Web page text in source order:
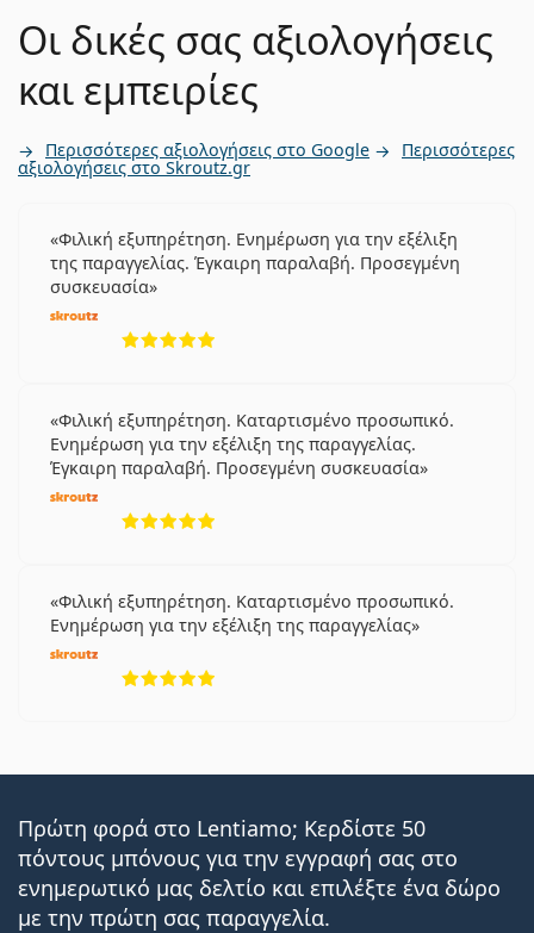
Οι δικές σας αξιολογήσεις
και εμπειρίες
Περισσότερες αξιολογήσεις στο Google Περισσότερες
αξιολογήσεις στο Skroutz.gr
Φιλική εξυπηρέτηση. Ενημέρωση για την εξέλιξη
της παραγγελίας. Έγκαιρη παραλαβή. Προσεγμένη
συσκευασία
Φιλική εξυπηρέτηση. Καταρτισμένο προσωπικό.
Ενημέρωση για την εξέλιξη της παραγγελίας.
Έγκαιρη παραλαβή. Προσεγμένη συσκευασία
Φιλική εξυπηρέτηση. Καταρτισμένο προσωπικό.
Ενημέρωση για την εξέλιξη της παραγγελίας
Πρώτη φορά στο Lentiamo; Κερδίστε 50
πόντους μπόνους για την εγγραφή σας στο
ενημερωτικό μας δελτίο και επιλέξτε ένα δώρο
με την πρώτη σας παραγγελία.